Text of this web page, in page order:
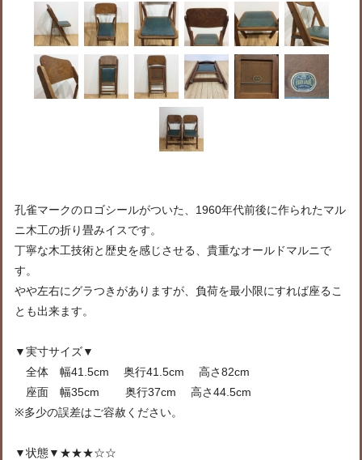
孔雀マークのロゴシールがついた、1960年代前後に作られたマル
ニ木工の折り畳みイスです。
丁寧な木工技術と歴史を感じさせる、貴重なオールドマルニで
す。
やや左右にグラつきがありますが、負荷を最小限にすれば座るこ
とも出来ます。
▼実寸サイズ▼
全体 幅41.5cm 奥行41.5cm 高さ82cm
座面 幅35cm 奥行37cm 高さ44.5cm
※多少の誤差はご容赦ください。
▼状態▼★★★☆☆